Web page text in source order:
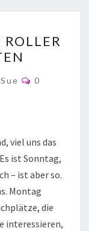
0
viel uns das
ist Sonntag,
– ist aber so.
Montag
die
interessieren,